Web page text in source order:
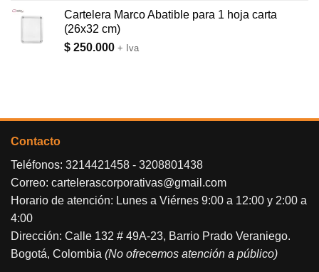
original
era:
$ 390.000.
actual
Cartelera Marco Abatible para 1 hoja carta
(26x32 cm)
$ 250.000 + Iva
Contacto
Teléfonos: 3214421458 - 3208801438
Correo: cartelerascorporativas@gmail.com
Horario de atención: Lunes a Viérnes 9:00 a 12:00 y 2:00 a
4:00
Dirección: Calle 132 # 49A-23, Barrio Prado Veraniego.
Bogotá, Colombia (No ofrecemos atención a público)